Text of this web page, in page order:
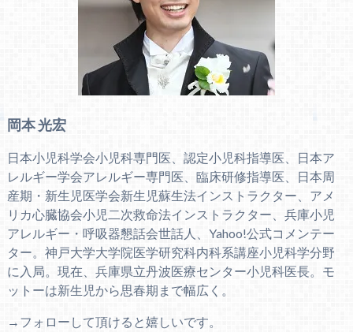
岡本 光宏
日本小児科学会小児科専門医、認定小児科指導医、日本ア
レルギー学会アレルギー専門医、臨床研修指導医、日本周
産期・新生児医学会新生児蘇生法インストラクター、アメ
リカ心臓協会小児二次救命法インストラクター、兵庫小児
アレルギー・呼吸器懇話会世話人、Yahoo!公式コメンテー
ター。神戸大学大学院医学研究科内科系講座小児科学分野
に入局。現在、兵庫県立丹波医療センター小児科医長。モ
ットーは新生児から思春期まで幅広く。
→フォローして頂けると嬉しいです。